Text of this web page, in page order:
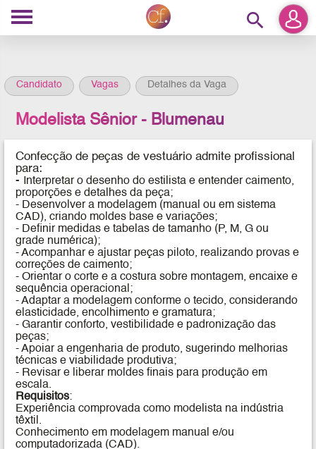
search
Candidato Vagas Detalhes da Vaga
Modelista Sênior - Blumenau
Confecção de peças de vestuário admite profissional
para:
- Interpretar o desenho do estilista e entender caimento,
proporções e detalhes da peça;
- Desenvolver a modelagem (manual ou em sistema
CAD), criando moldes base e variações;
- Definir medidas e tabelas de tamanho (P, M, G ou
grade numérica);
- Acompanhar e ajustar peças piloto, realizando provas e
correções de caimento;
- Orientar o corte e a costura sobre montagem, encaixe e
sequência operacional;
- Adaptar a modelagem conforme o tecido, considerando
elasticidade, encolhimento e gramatura;
- Garantir conforto, vestibilidade e padronização das
peças;
- Apoiar a engenharia de produto, sugerindo melhorias
técnicas e viabilidade produtiva;
- Revisar e liberar moldes finais para produção em
escala.
Requisitos:
Experiência comprovada como modelista na indústria
têxtil.
Conhecimento em modelagem manual e/ou
computadorizada (CAD).